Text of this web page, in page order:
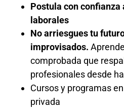
Postula con
laborales
No arriesgues tu
improvisados.
comprobada que
profesionales desde
Cursos y programas
privada